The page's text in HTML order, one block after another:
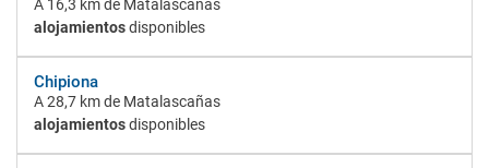
A 16,3 kmde Matalascañas
alojamientosdisponibles
Chipiona
A28,7 kmde Matalascañas
alojamientosdisponibles